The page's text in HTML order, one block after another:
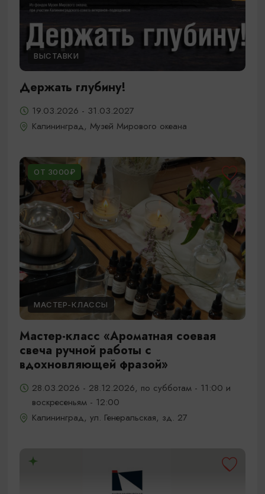
ВЫСТАВКИ
Держать глубину!
19.03.2026 - 31.03.2027
Калининград, Музей Мирового океана
ОТ 3000₽
МАСТЕР-КЛАССЫ
Мастер-класс «Ароматная соевая
свеча ручной работы с
вдохновляющей фразой»
28.03.2026 - 28.12.2026, по субботам - 11:00 и
воскресеньям - 12:00
Калининград, ул. Генеральская, зд. 27